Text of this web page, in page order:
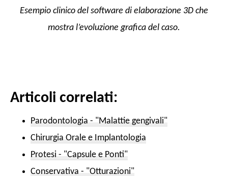
Esempio clinico del software di elaborazione 3D che
mostra l’evoluzione grafica del caso.
Articoli correlati:
Parodontologia - "Malattie gengivali"
Chirurgia Orale e Implantologia
Protesi - "Capsule e Ponti"
Conservativa - "Otturazioni"